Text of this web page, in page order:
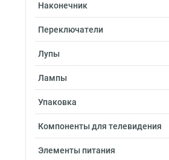
Наконечник
Переключатели
Лупы
Лампы
Упаковка
Компоненты для телевидения
Элементы питания